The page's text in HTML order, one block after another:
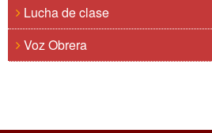
Lucha de clase
Voz Obrera